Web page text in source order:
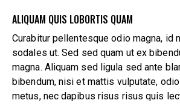
ALIQUAM QUIS LOBORTIS QUAM
Curabitur pellentesque odio magna, id
sodales ut. Sed sed quam ut ex
magna. Aliquam sed ligula sed ante
bibendum, nisi et mattis vulputate,
metus, nec dapibus risus risus quis